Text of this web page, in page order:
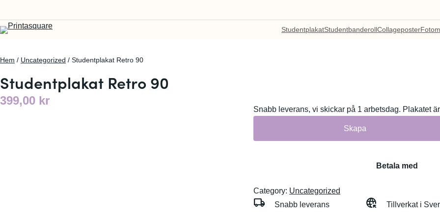
StudentplakatStudentbanderollCollageposter
Hem / Uncategorized / Studentplakat Retro 90
Studentplakat Retro 90
399,00 kr
Snabb leverans, vi skickar på 1 arbetsdag. Plakatet
Skapa
Betala med
Category: Uncategorized
local_shipping Snabb leverans captive_portal Tillverkat i